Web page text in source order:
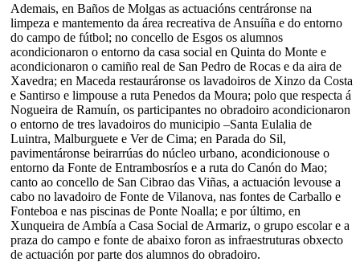
Ademais, en Baños de Molgas as actuacións centráronse na
limpeza e mantemento da área recreativa de Ansuíña e do entorno
do campo de fútbol; no concello de Esgos os alumnos
acondicionaron o entorno da casa social en Quinta do Monte e
acondicionaron o camiño real de San Pedro de Rocas e da aira de
Xavedra; en Maceda restauráronse os lavadoiros de Xinzo da Costa
e Santirso e limpouse a ruta Penedos da Moura; polo que respecta á
Nogueira de Ramuín, os participantes no obradoiro acondicionaron
o entorno de tres lavadoiros do municipio –Santa Eulalia de
Luintra, Malburguete e Ver de Cima; en Parada do Sil,
pavimentáronse beirarrúas do núcleo urbano, acondicionouse o
entorno da Fonte de Entrambosríos e a ruta do Canón do Mao;
canto ao concello de San Cibrao das Viñas, a actuación levouse a
cabo no lavadoiro de Fonte de Vilanova, nas fontes de Carballo e
Fonteboa e nas piscinas de Ponte Noalla; e por último, en
Xunqueira de Ambía a Casa Social de Armariz, o grupo escolar e a
praza do campo e fonte de abaixo foron as infraestruturas obxecto
de actuación por parte dos alumnos do obradoiro.